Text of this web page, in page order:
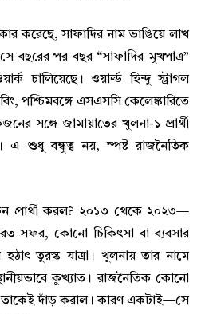
করেছে, সাফাদির নাম ভাঙিয়ে লাখ
বছরের পর বছর “সাফাদির মুখপাত্র”
চালিয়েছে। ওয়ার্ল্ড হিন্দু স্ট্রাগল
পশ্চিমবঙ্গে এসএসসি কেলেঙ্কারিতে
সঙ্গে জামায়াতের খুলনা-১ প্রার্থী
এ শুধু বন্ধুত্ব নয়, স্পষ্ট রাজনৈতিক
প্রার্থী করল? ২০১৩ থেকে ২০২৩—
সফর, কোনো চিকিৎসা বা ব্যবসার
তুরস্ক যাত্রা। খুলনায় তার নামে
কুখ্যাত। রাজনৈতিক কোনো
দাঁড় করাল। কারণ একটাই—সে